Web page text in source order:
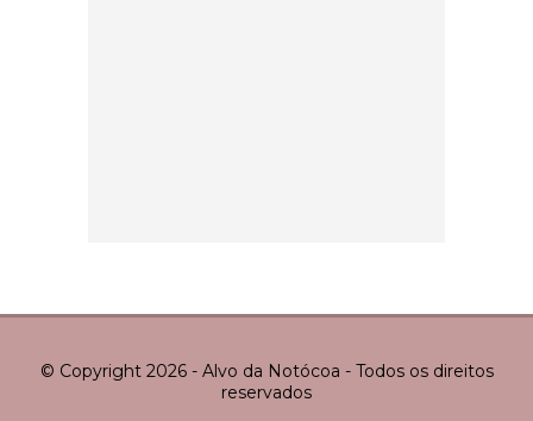
© Copyright 2026 - Alvo da Notócoa - Todos os direitos
reservados